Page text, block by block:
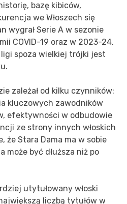
bazę kibiców,
we Włoszech się
wygrał Serie A w sezonie
COVID-19 oraz w 2023-24.
spoza wielkiej trójki jest
zależał od kilku czynników:
kluczowych zawodników
efektywności w odbudowie
ze strony innych włoskich
że Stara Dama ma w sobie
może być dłuższa niż po
utytułowany włoski
liczbą tytułów w